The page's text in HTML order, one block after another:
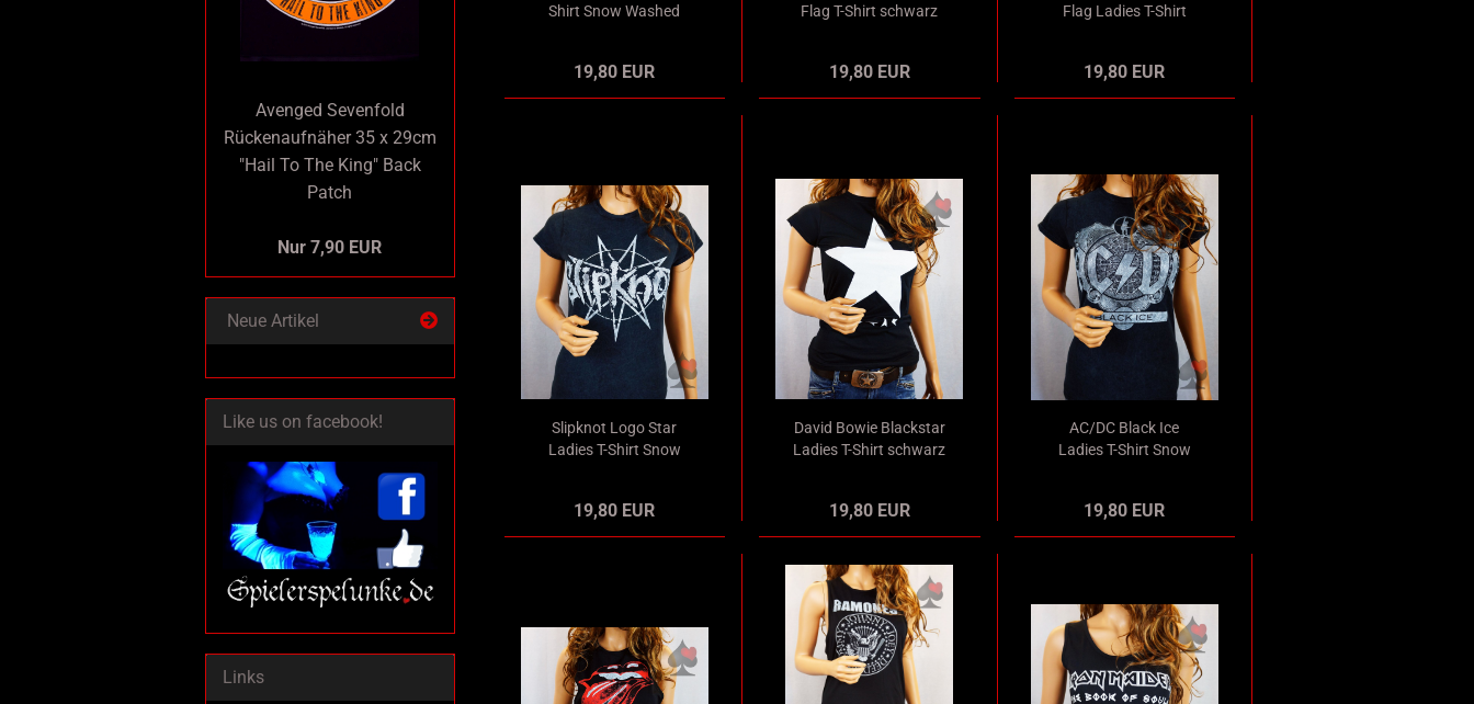
Shirt Snow Washed
19,80 EUR
Flag T-Shirt schwarz
19,80 EUR
Flag Ladies T-Shirt
19,80 EUR
Slipknot Logo Star
Ladies T-Shirt Snow
19,80 EUR
David Bowie Blackstar
Ladies T-Shirt schwarz
19,80 EUR
AC/DC Black Ice
Ladies T-Shirt Snow
19,80 EUR
Avenged Sevenfold
Rückenaufnäher 35 x 29cm
"Hail To The King" Back
Patch
Nur 7,90 EUR
Neue Artikel
Like us on facebook!
Links